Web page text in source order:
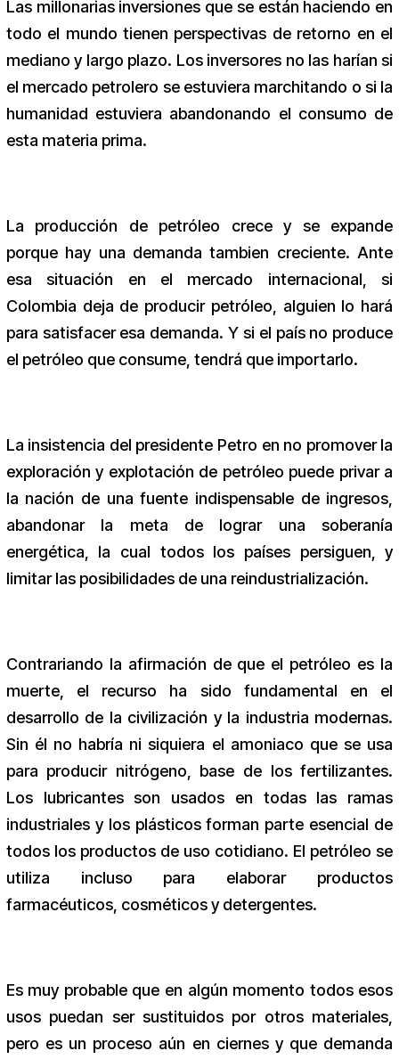
Las millonarias inversiones que se están haciendo en
todo el mundo tienen perspectivas de retorno en el
mediano y largo plazo. Los inversores no las harían si
el mercado petrolero se estuviera marchitando o si la
humanidad estuviera abandonando el consumo de
esta materia prima.
La producción de petróleo crece y se expande
porque hay una demanda tambien creciente. Ante
esa situación en el mercado internacional, si
Colombia deja de producir petróleo, alguien lo hará
para satisfacer esa demanda. Y si el país no produce
el petróleo que consume, tendrá que importarlo.
La insistencia del presidente Petro en no promover la
exploración y explotación de petróleo puede privar a
la nación de una fuente indispensable de ingresos,
abandonar la meta de lograr una soberanía
energética, la cual todos los países persiguen, y
limitar las posibilidades de una reindustrialización.
Contrariando la afirmación de que el petróleo es la
muerte, el recurso ha sido fundamental en el
desarrollo de la civilización y la industria modernas.
Sin él no habría ni siquiera el amoniaco que se usa
para producir nitrógeno, base de los fertilizantes.
Los lubricantes son usados en todas las ramas
industriales y los plásticos forman parte esencial de
todos los productos de uso cotidiano. El petróleo se
utiliza incluso para elaborar productos
farmacéuticos, cosméticos y detergentes.
Es muy probable que en algún momento todos esos
usos puedan ser sustituidos por otros materiales,
pero es un proceso aún en ciernes y que demanda